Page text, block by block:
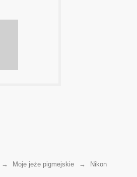
→ Moje jeże pigmejskie → Nikon